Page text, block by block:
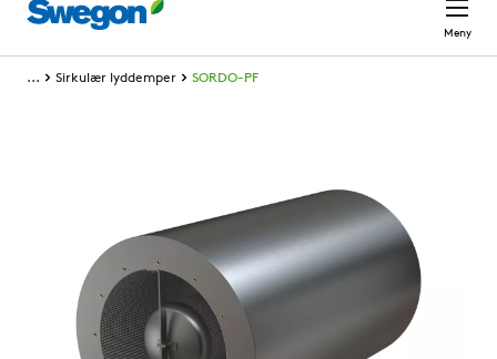
Meny
... Sirkulær lyddemper SORDO-PF